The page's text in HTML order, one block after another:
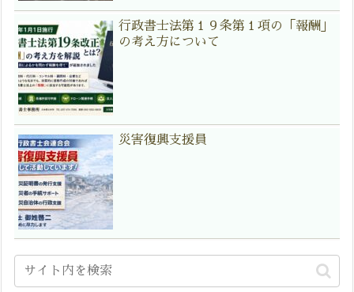
行政書士法第１９条第１項の「報酬」
の考え方について
災害復興支援員